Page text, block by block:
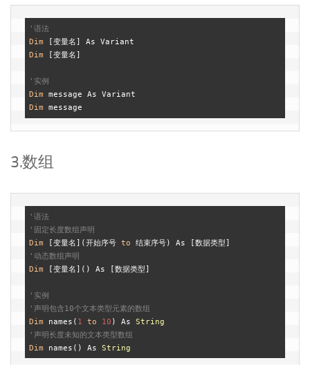
'语法
Dim
Dim [变量名]
'实例
Dim
Dim
3.数组
'语法
'固定长度数组声明
Dim [变量名](开始序号 to
'动态数组声明
Dim [变量名]() As [数据类型]
'实例
'声明包含10个文本类型元素的数组
Dim names( 1 to 10 ) As String
'声明长度未知的文本类型数组
Dim names() As String